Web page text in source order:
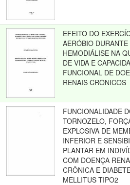
EFEITO DO
AERÓBIO DURANTE
HEMODIÁLISE NA
DE VIDA E
FUNCIONAL DE
RENAIS CRÔNICOS
FUNCIONALIDADE
TORNOZELO,
EXPLOSIVA DE
INFERIOR E
PLANTAR EM
COM DOENÇA
CRÔNICA E
MELLITUS TIPO2